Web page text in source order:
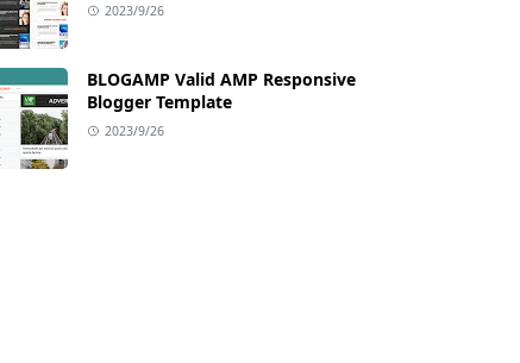
2023/9/26
BLOGAMP Valid AMP Responsive
Blogger Template
2023/9/26